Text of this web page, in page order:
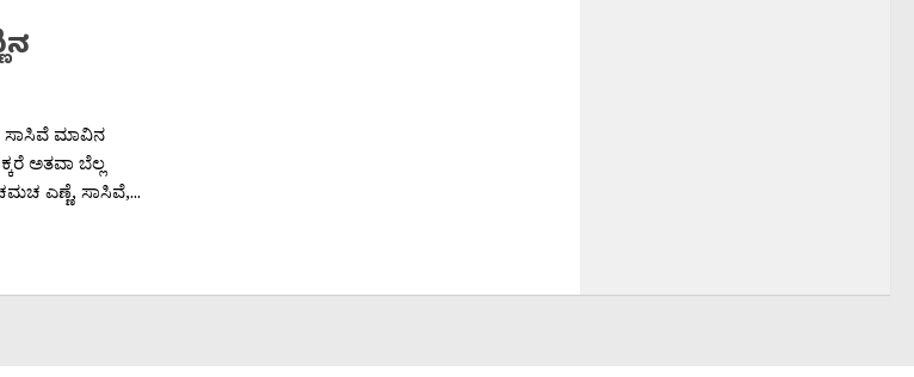
ಸಾಸಿವೆ ಮಾವಿನ
ಅತವಾ ಬೆಲ್ಲ
ಎಣ್ಣೆ, ಸಾಸಿವೆ,...